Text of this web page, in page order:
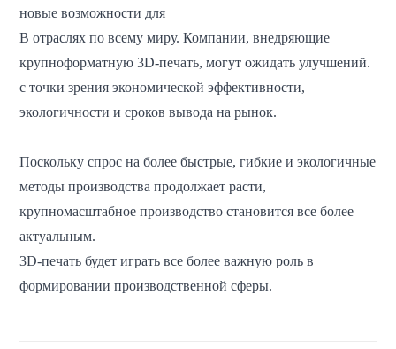
новые возможности для
В отраслях по всему миру. Компании, внедряющие
крупноформатную 3D-печать, могут ожидать улучшений.
с точки зрения экономической эффективности,
экологичности и сроков вывода на рынок.
Поскольку спрос на более быстрые, гибкие и экологичные
методы производства продолжает расти,
крупномасштабное производство становится все более
актуальным.
3D-печать будет играть все более важную роль в
формировании производственной сферы.